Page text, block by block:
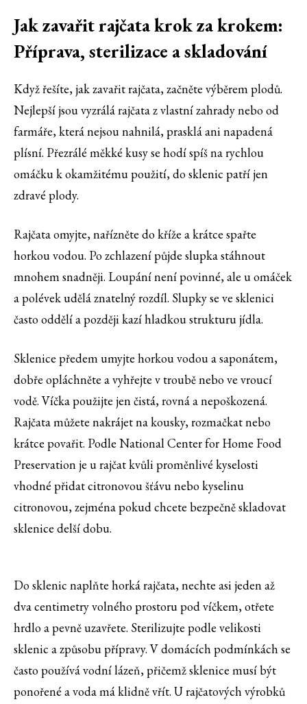
Jak zavařit rajčata krok za krokem:
Příprava, sterilizace a skladování
Když řešíte, jak zavařit rajčata, začněte výběrem plodů.
Nejlepší jsou vyzrálá rajčata z vlastní zahrady nebo od
farmáře, která nejsou nahnilá, prasklá ani napadená
plísní. Přezrálé měkké kusy se hodí spíš na rychlou
omáčku k okamžitému použití, do sklenic patří jen
zdravé plody.
Rajčata omyjte, nařízněte do kříže a krátce spařte
horkou vodou. Po zchlazení půjde slupka stáhnout
mnohem snadněji. Loupání není povinné, ale u omáček
a polévek udělá znatelný rozdíl. Slupky se ve sklenici
často oddělí a později kazí hladkou strukturu jídla.
Sklenice předem umyjte horkou vodou a saponátem,
dobře opláchněte a vyhřejte v troubě nebo ve vroucí
vodě. Víčka použijte jen čistá, rovná a nepoškozená.
Rajčata můžete nakrájet na kousky, rozmačkat nebo
krátce povařit. Podle National Center for Home Food
Preservation je u rajčat kvůli proměnlivé kyselosti
vhodné přidat citronovou šťávu nebo kyselinu
citronovou, zejména pokud chcete bezpečně skladovat
sklenice delší dobu.
Do sklenic naplňte horká rajčata, nechte asi jeden až
dva centimetry volného prostoru pod víčkem, otřete
hrdlo a pevně uzavřete. Sterilizujte podle velikosti
sklenic a způsobu přípravy. V domácích podmínkách se
často používá vodní lázeň, přičemž sklenice musí být
ponořené a voda má klidně vřít. U rajčatových výrobků